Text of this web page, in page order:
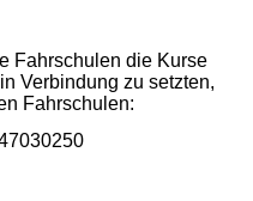
Fahrschulen die Kurse
Verbindung zu setzten,
Fahrschulen: